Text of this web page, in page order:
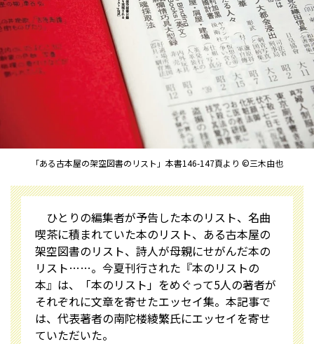
「ある古本屋の架空図書のリスト」本書146-147頁より ©三木由也
ひとりの編集者が予告した本のリスト、名曲
喫茶に積まれていた本のリスト、ある古本屋の
架空図書のリスト、詩人が母親にせがんだ本の
リスト……。今夏刊行された『本のリストの
本』は、「本のリスト」をめぐって5人の著者が
それぞれに文章を寄せたエッセイ集。本記事で
は、代表著者の南陀楼綾繁氏にエッセイを寄せ
ていただいた。